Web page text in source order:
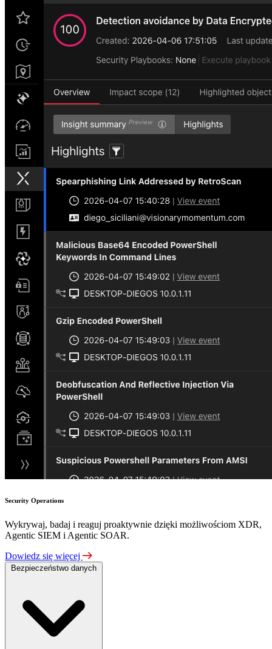
Security Operations
Wykrywaj, badaj i reaguj proaktywnie dzięki możliwościom XDR,
Agentic SIEM i Agentic SOAR.
Dowiedz się więcej
Bezpieczeństwo danych